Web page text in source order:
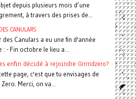
depuis plusieurs mois d’une
à travers des prises de...
CANULARS
des Canulars a eu une fin d'année
- Fin octobre le lieu a...
enfin décidé à rejoindre Grrrndzero?
page, c'est que tu envisages de
Merci, on va...